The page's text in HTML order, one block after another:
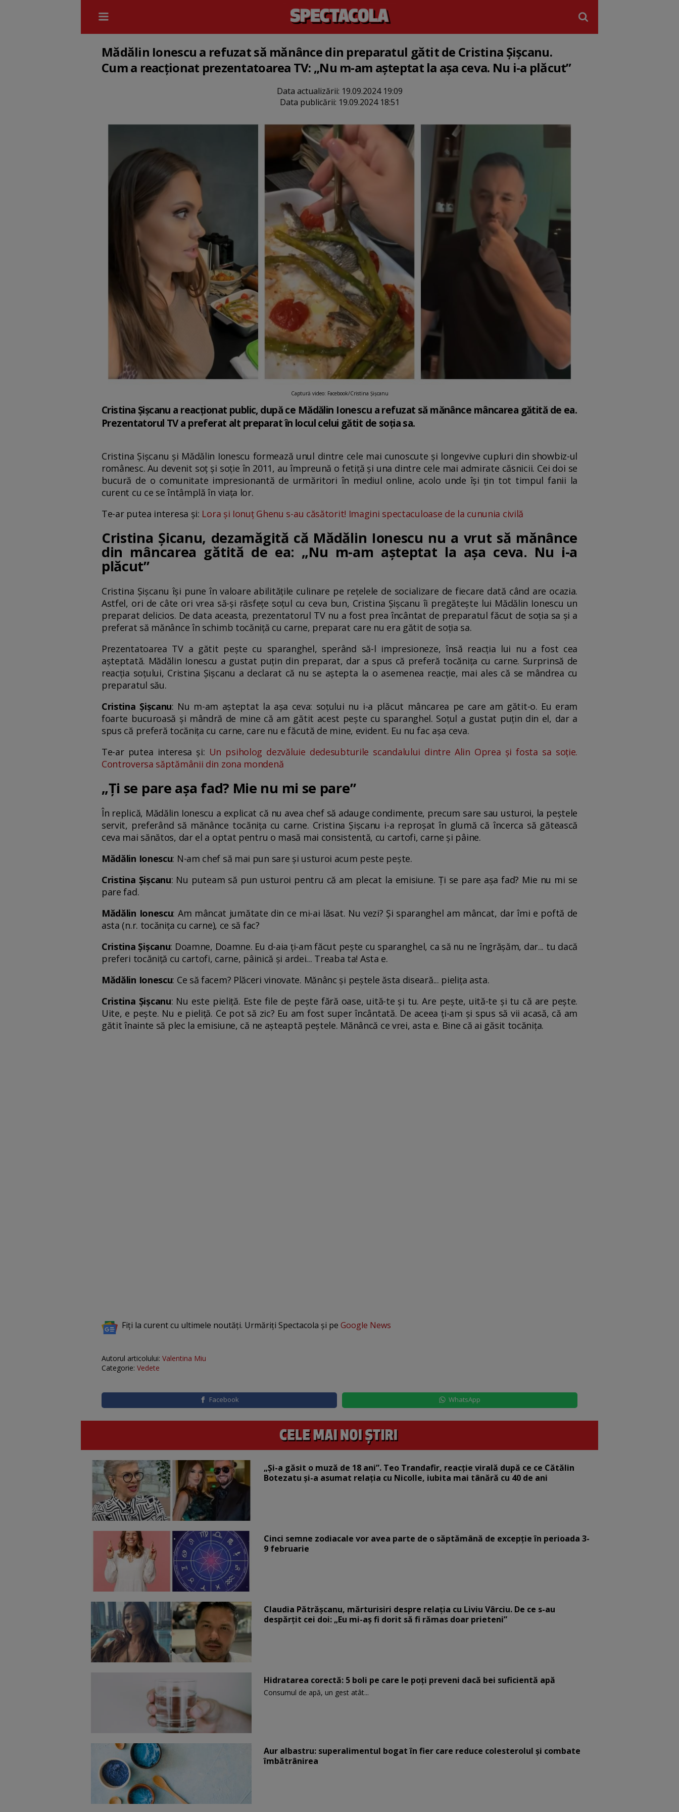
Mădălin Ionescu a refuzat să mănânce din preparatul gătit de Cristina Șișcanu.
Cum a reacționat prezentatoarea TV: „Nu m-am așteptat la așa ceva. Nu i-a plăcut”
Data actualizării: 19.09.2024 19:09
Data publicării: 19.09.2024 18:51
Captură video: Facebook/Cristina Șișcanu
Cristina Șișcanu a reacționat public, după ce Mădălin Ionescu a refuzat să mănânce mâncarea gătită de ea.
Prezentatorul TV a preferat alt preparat în locul celui gătit de soția sa.
Cristina Șișcanu și Mădălin Ionescu formează unul dintre cele mai cunoscute și longevive cupluri din showbiz-ul
românesc. Au devenit soț și soție în 2011, au împreună o fetiță și una dintre cele mai admirate căsnicii. Cei doi se
bucură de o comunitate impresionantă de urmăritori în mediul online, acolo unde își țin tot timpul fanii la
curent cu ce se întâmplă în viața lor.
Te-ar putea interesa și: Lora și Ionuț Ghenu s-au căsătorit! Imagini spectaculoase de la cununia civilă
Cristina Șicanu, dezamăgită că Mădălin Ionescu nu a vrut să mănânce
din mâncarea gătită de ea: „Nu m-am așteptat la așa ceva. Nu i-a
plăcut”
Cristina Șișcanu își pune în valoare abilitățile culinare pe rețelele de socializare de fiecare dată când are ocazia.
Astfel, ori de câte ori vrea să-și răsfețe soțul cu ceva bun, Cristina Șișcanu îi pregătește lui Mădălin Ionescu un
preparat delicios. De data aceasta, prezentatorul TV nu a fost prea încântat de preparatul făcut de soția sa și a
preferat să mănânce în schimb tocăniță cu carne, preparat care nu era gătit de soția sa.
Prezentatoarea TV a gătit pește cu sparanghel, sperând să-l impresioneze, însă reacția lui nu a fost cea
așteptată. Mădălin Ionescu a gustat puțin din preparat, dar a spus că preferă tocănița cu carne. Surprinsă de
reacția soțului, Cristina Șișcanu a declarat că nu se aștepta la o asemenea reacție, mai ales că se mândrea cu
preparatul său.
Cristina Șișcanu: Nu m-am așteptat la așa ceva: soțului nu i-a plăcut mâncarea pe care am gătit-o. Eu eram
foarte bucuroasă și mândră de mine că am gătit acest pește cu sparanghel. Soțul a gustat puțin din el, dar a
spus că preferă tocănița cu carne, care nu e făcută de mine, evident. Eu nu fac așa ceva.
Te-ar putea interesa și: Un psiholog dezvăluie dedesubturile scandalului dintre Alin Oprea și fosta sa soție.
Controversa săptămânii din zona mondenă
„Ți se pare așa fad? Mie nu mi se pare”
În replică, Mădălin Ionescu a explicat că nu avea chef să adauge condimente, precum sare sau usturoi, la peștele
servit, preferând să mănânce tocănița cu carne. Cristina Șișcanu i-a reproșat în glumă că încerca să gătească
ceva mai sănătos, dar el a optat pentru o masă mai consistentă, cu cartofi, carne și pâine.
Mădălin Ionescu: N-am chef să mai pun sare și usturoi acum peste pește.
Cristina Șișcanu: Nu puteam să pun usturoi pentru că am plecat la emisiune. Ți se pare așa fad? Mie nu mi se
pare fad.
Mădălin Ionescu: Am mâncat jumătate din ce mi-ai lăsat. Nu vezi? Și sparanghel am mâncat, dar îmi e poftă de
asta (n.r. tocănița cu carne), ce să fac?
Cristina Șișcanu: Doamne, Doamne. Eu d-aia ți-am făcut pește cu sparanghel, ca să nu ne îngrășăm, dar... tu dacă
preferi tocăniță cu cartofi, carne, pâinică și ardei... Treaba ta! Asta e.
Mădălin Ionescu: Ce să facem? Plăceri vinovate. Mănânc și peștele ăsta diseară... pielița asta.
Cristina Șișcanu: Nu este pieliță. Este file de pește fără oase, uită-te și tu. Are pește, uită-te și tu că are pește.
Uite, e pește. Nu e pieliță. Ce pot să zic? Eu am fost super încântată. De aceea ți-am și spus să vii acasă, că am
gătit înainte să plec la emisiune, că ne așteaptă peștele. Mănâncă ce vrei, asta e. Bine că ai găsit tocănița.
Fiți la curent cu ultimele noutăți. Urmăriți Spectacola și pe Google News
Autorul articolului: Valentina Miu
Categorie: Vedete
Facebook WhatsApp
„Și-a găsit o muză de 18 ani”. Teo Trandafir, reacție virală după ce ce Cătălin
Botezatu și-a asumat relația cu Nicolle, iubita mai tânără cu 40 de ani
Cinci semne zodiacale vor avea parte de o săptămână de excepție în perioada 3-
9 februarie
Claudia Pătrășcanu, mărturisiri despre relația cu Liviu Vârciu. De ce s-au
despărțit cei doi: „Eu mi-aș fi dorit să fi rămas doar prieteni”
Hidratarea corectă: 5 boli pe care le poți preveni dacă bei suficientă apă
Consumul de apă, un gest atât...
Aur albastru: superalimentul bogat în fier care reduce colesterolul și combate
îmbătrânirea